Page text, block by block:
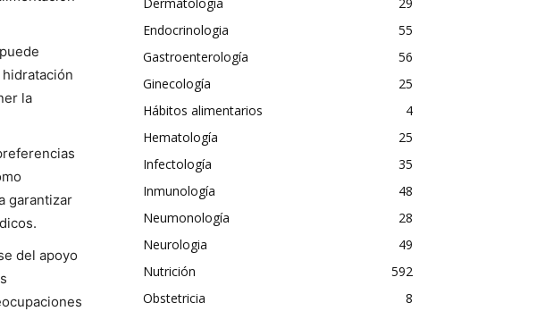
la
garantizar
del apoyo
Endocrinologia
55
Gastroenterología
56
Ginecología
25
Hábitos alimentarios
4
Hematología
25
Infectología
35
Inmunología
48
Neumonología
28
Neurologia
49
Nutrición
592
Obstetricia
8